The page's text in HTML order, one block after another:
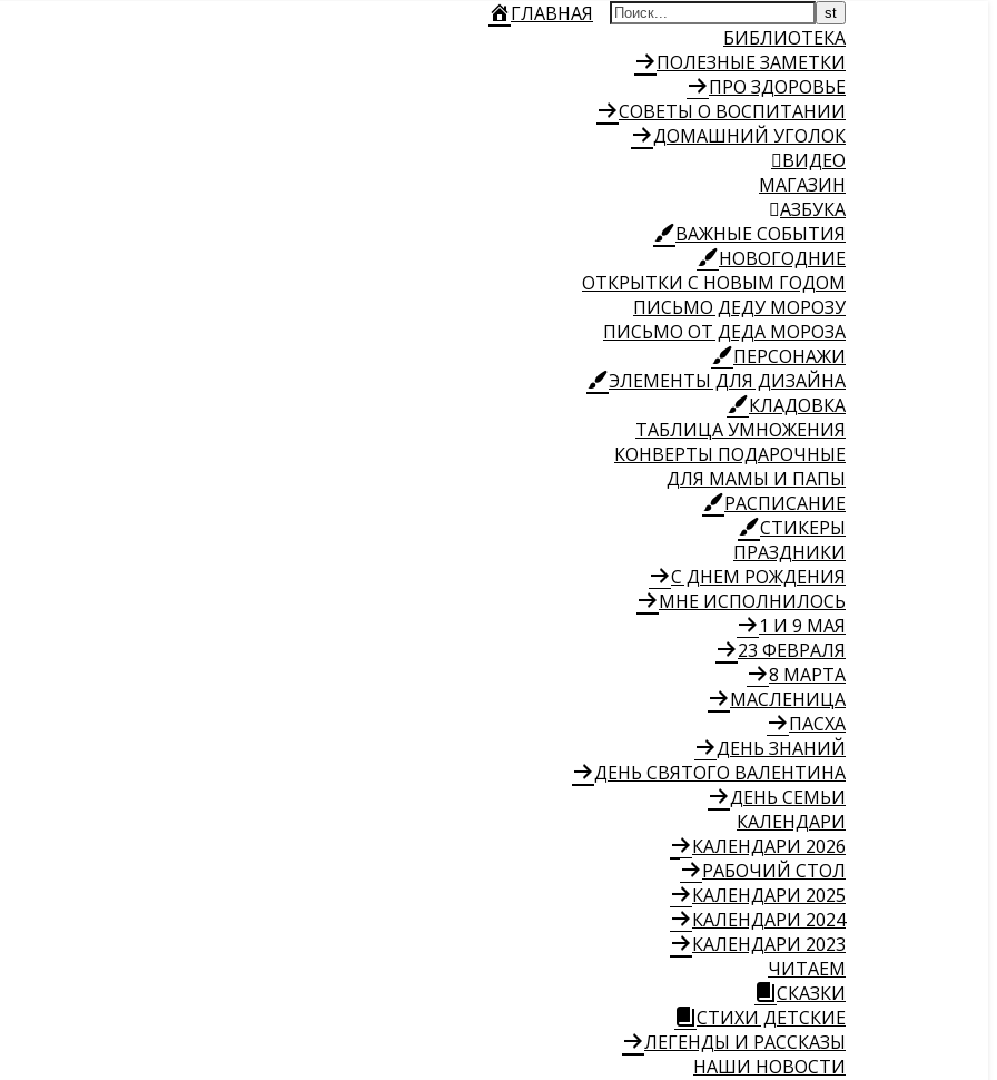
ГЛАВНАЯ
БИБЛИОТЕКА
ПОЛЕЗНЫЕ ЗАМЕТКИ
ПРО ЗДОРОВЬЕ
СОВЕТЫ О ВОСПИТАНИИ
ДОМАШНИЙ УГОЛОК
ВИДЕО
МАГАЗИН
АЗБУКА
ВАЖНЫЕ СОБЫТИЯ
НОВОГОДНИЕ
ОТКРЫТКИ С НОВЫМ ГОДОМ
ПИСЬМО ДЕДУ МОРОЗУ
ПИСЬМО ОТ ДЕДА МОРОЗА
ПЕРСОНАЖИ
ЭЛЕМЕНТЫ ДЛЯ ДИЗАЙНА
КЛАДОВКА
ТАБЛИЦА УМНОЖЕНИЯ
КОНВЕРТЫ ПОДАРОЧНЫЕ
ДЛЯ МАМЫ И ПАПЫ
РАСПИСАНИЕ
СТИКЕРЫ
ПРАЗДНИКИ
С ДНЕМ РОЖДЕНИЯ
МНЕ ИСПОЛНИЛОСЬ
1 И 9 МАЯ
23 ФЕВРАЛЯ
8 МАРТА
МАСЛЕНИЦА
ПАСХА
ДЕНЬ ЗНАНИЙ
ДЕНЬ СВЯТОГО ВАЛЕНТИНА
ДЕНЬ СЕМЬИ
КАЛЕНДАРИ
КАЛЕНДАРИ 2026
РАБОЧИЙ СТОЛ
КАЛЕНДАРИ 2025
КАЛЕНДАРИ 2024
КАЛЕНДАРИ 2023
ЧИТАЕМ
СКАЗКИ
СТИХИ ДЕТСКИЕ
ЛЕГЕНДЫ И РАССКАЗЫ
НАШИ НОВОСТИ